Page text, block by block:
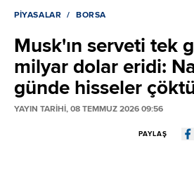
PIYASALAR BORSA
Musk'ın serveti tek
milyar dolar eridi:
günde hisseler
YAYIN TARİHİ, 08 TEMMUZ 2026 09:56
PAYLAŞ